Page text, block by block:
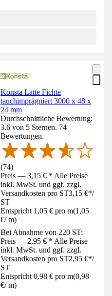
Konsta Latte Fichte
tauchimprägniert 3000 x 48 x
24 mm
Durchschnittliche Bewertung:
3.6 von 5 Sternen. 74
Bewertungen.
(74)
Preis — 3,15 € * Alle Preise
inkl. MwSt. und ggf. zzgl.
Versandkosten pro ST3,15 €*/
ST
Entspricht 1,05 € pro m(1,05
€/ m)
Bei Abnahme von 220 ST:
Preis — 2,95 € * Alle Preise
inkl. MwSt. und ggf. zzgl.
Versandkosten pro ST2,95 €*/
ST
Entspricht 0,98 € pro m(0,98
€/ m)